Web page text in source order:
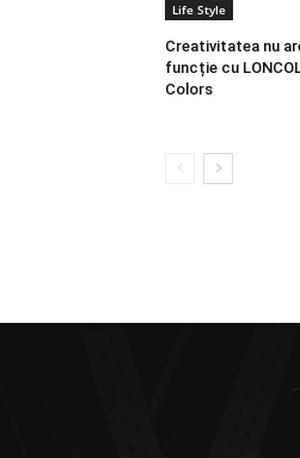
Life Style
Creativitatea nu
funcție cu
Colors